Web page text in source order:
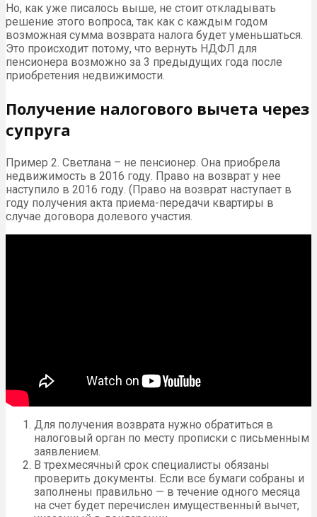
Но, как уже писалось выше, не стоит откладывать
решение этого вопроса, так как с каждым годом
возможная сумма возврата налога будет уменьшаться.
Это происходит потому, что вернуть НДФЛ для
пенсионера возможно за 3 предыдущих года после
приобретения недвижимости.
Получение налогового вычета через
супруга
Пример 2. Светлана – не пенсионер. Она приобрела
недвижимость в 2016 году. Право на возврат у нее
наступило в 2016 году. (Право на возврат наступает в
году получения акта приема-передачи квартиры в
случае договора долевого участия.
Для получения возврата нужно обратиться в
налоговый орган по месту прописки с письменным
заявлением.
В трехмесячный срок специалисты обязаны
проверить документы. Если все бумаги собраны и
заполнены правильно — в течение одного месяца
на счет будет перечислен имущественный вычет,